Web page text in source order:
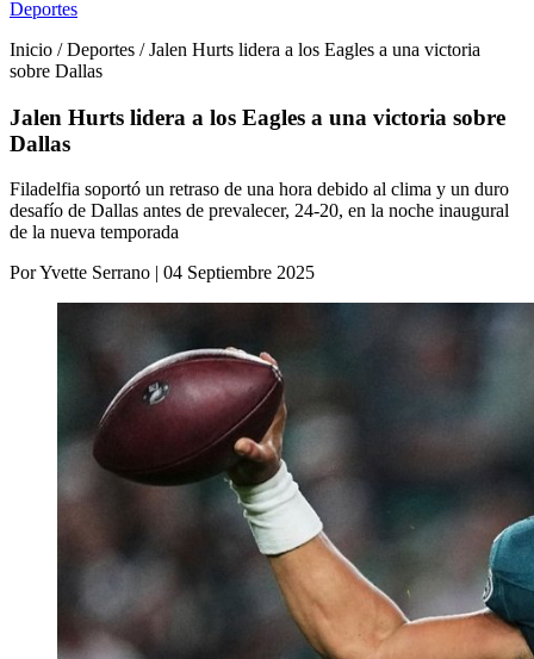
Deportes
Inicio / Deportes / Jalen Hurts lidera a los Eagles a una victoria
sobre Dallas
Jalen Hurts lidera a los Eagles a una victoria sobre
Dallas
Filadelfia soportó un retraso de una hora debido al clima y un duro
desafío de Dallas antes de prevalecer, 24-20, en la noche inaugural
de la nueva temporada
Por Yvette Serrano | 04 Septiembre 2025